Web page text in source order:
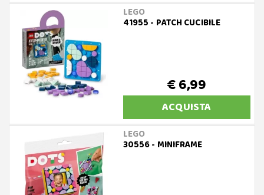
LEGO
41955 - PATCH CUCIBILE
€ 6,99
ACQUISTA
LEGO
30556 - MINIFRAME